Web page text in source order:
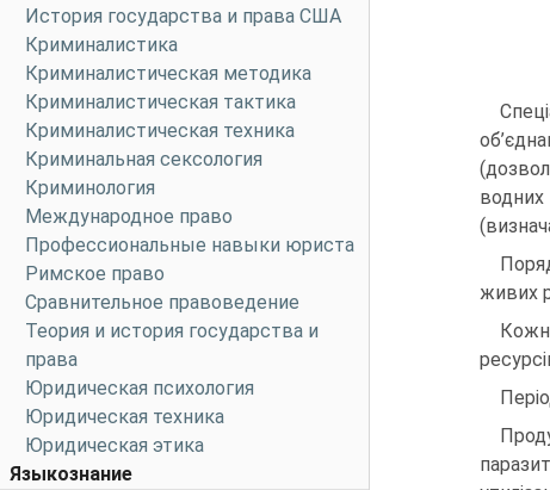
История государства и права США
Криминалистика
Криминалистическая методика
Криминалистическая тактика
Криминалистическая техника
Криминальная сексология
Криминология
Международное право
Профессиональные навыки юриста
Римское право
Сравнительное правоведение
Теория и история государства и
права
Юридическая психология
Юридическая техника
Юридическая этика
Языкознание
живих